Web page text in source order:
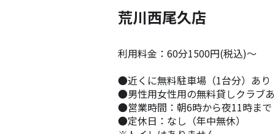
荒川西尾久店
利用料金：60分1500円(税込)～
●近くに無料駐車場（1台分）あり
●男性用女性用の無料貸しクラブ
●営業時間：朝6時から夜11時まで
●定休日：なし（年中無休）